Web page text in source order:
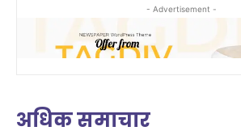
- Advertisement -
अधिक समाचार